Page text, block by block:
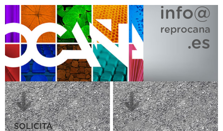
info@
reprocana
.es
SOLICITA